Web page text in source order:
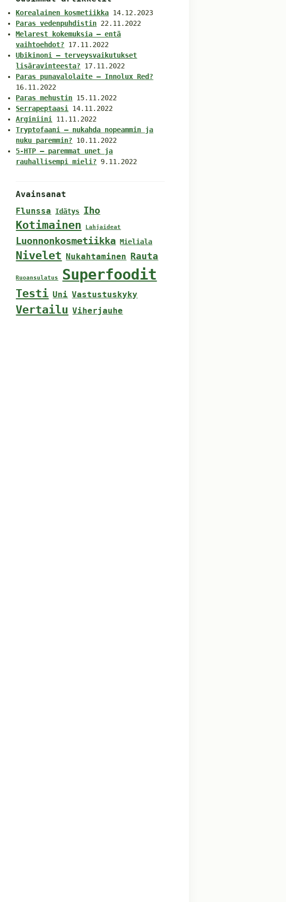
Korealainen kosmetiikka 14.12.2023
Paras vedenpuhdistin 22.11.2022
Melarest kokemuksia – entä
vaihtoehdot? 17.11.2022
Ubikinoni – terveysvaikutukset
lisäravinteesta? 17.11.2022
Paras punavalolaite – Innolux Red?
16.11.2022
Paras mehustin 15.11.2022
Serrapeptaasi
14.11.2022
Arginiini
11.11.2022
Tryptofaani – nukahda nopeammin ja
nuku paremmin? 10.11.2022
5-HTP – paremmat unet ja
rauhallisempi mieli? 9.11.2022
Avainsanat
Flunssa
Idätys Iho
Kotimainen Lahjaideat
Luonnonkosmetiikka Mieliala
Nivelet Nukahtaminen Rauta
Ruoansulatus Superfoodit
Testi Uni Vastustuskyky
Vertailu Viherjauhe